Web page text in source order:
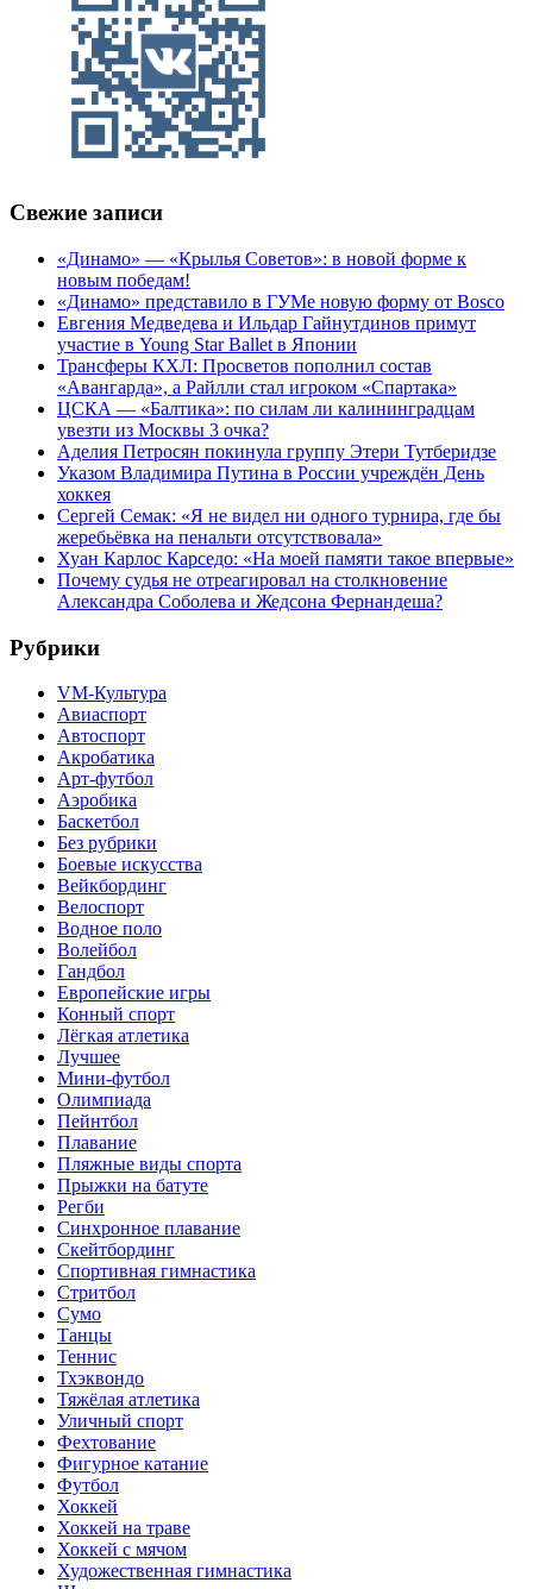
Свежие записи
«Динамо» — «Крылья Советов»: в новой форме к
новым победам!
«Динамо» представило в ГУМе новую форму от Bosco
Евгения Медведева и Ильдар Гайнутдинов примут
участие в Young Star Ballet в Японии
Трансферы КХЛ: Просветов пополнил состав
«Авангарда», а Райлли стал игроком «Спартака»
ЦСКА — «Балтика»: по силам ли калининградцам
увезти из Москвы 3 очка?
Аделия Петросян покинула группу Этери Тутберидзе
Указом Владимира Путина в России учреждён День
хоккея
Сергей Семак: «Я не видел ни одного турнира, где бы
жеребьёвка на пенальти отсутствовала»
Хуан Карлос Карседо: «На моей памяти такое впервые»
Почему судья не отреагировал на столкновение
Александра Соболева и Жедсона Фернандеша?
Рубрики
VM-Культура
Авиаспорт
Автоспорт
Акробатика
Арт-футбол
Аэробика
Баскетбол
Без рубрики
Боевые искусства
Вейкбординг
Велоспорт
Водное поло
Волейбол
Гандбол
Европейские игры
Конный спорт
Лёгкая атлетика
Лучшее
Мини-футбол
Олимпиада
Пейнтбол
Плавание
Пляжные виды спорта
Прыжки на батуте
Регби
Синхронное плавание
Скейтбординг
Спортивная гимнастика
Стритбол
Сумо
Танцы
Теннис
Тхэквондо
Тяжёлая атлетика
Уличный спорт
Фехтование
Фигурное катание
Футбол
Хоккей
Хоккей на траве
Хоккей с мячом
Художественная гимнастика